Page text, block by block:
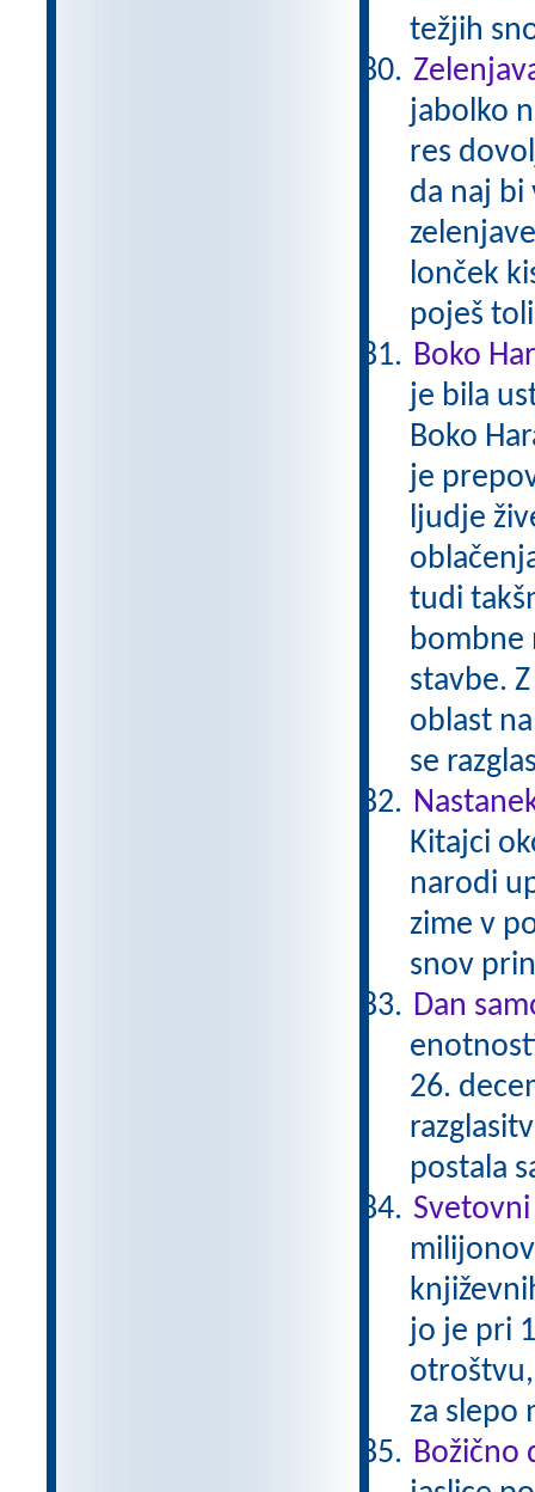
težjih
jabolko
res
da naj bi
lonček
poješ
Boko
je bila
Boko
je
ljudje
tudi
bombne
stavbe.
oblast
se
Kitajci
narodi
zime v
snov
Dan
26.
postala
jo je pri
otroštvu,
za slepo
Božično